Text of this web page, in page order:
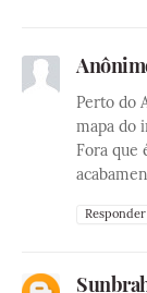
Perto do
mapa do
Fora que
Responder